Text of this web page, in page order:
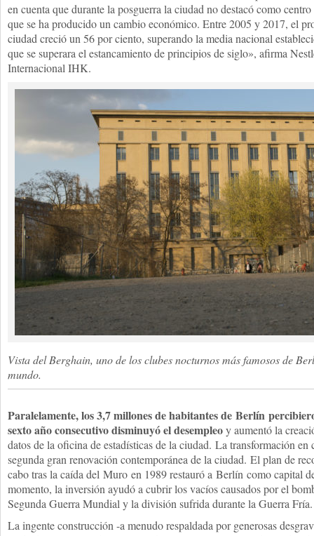
en cuenta que durante la posguerra la ciudad no destacó como
que se ha producido un cambio económico. Entre 2005 y 2017, el
ciudad creció un 56 por ciento, superando la media nacional
que se superara el estancamiento de principios de siglo», afirma
Internacional IHK.
Vista del Berghain, uno de los clubes nocturnos más famosos de
mundo.
Paralelamente, los 3,7 millones de habitantes de Berlín
sexto año consecutivo disminuyó el desempleoy aumentó la
datos de la oficina de estadísticas de la ciudad. La transformación en
segunda gran renovación contemporánea de la ciudad. El plan de
cabo tras la caída del Muro en 1989 restauró a Berlín como capital
momento, la inversión ayudó a cubrir los vacíos causados por el
Segunda Guerra Mundial y la división sufrida durante la Guerra Fría.
La ingente construcción -a menudo respaldada por generosas